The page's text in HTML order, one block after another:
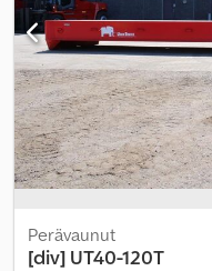
Perävaunut
[div] UT40-120T